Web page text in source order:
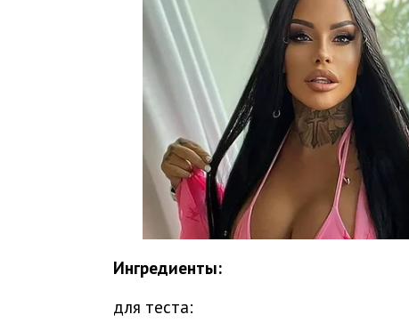
Ингредиенты:
для теста: